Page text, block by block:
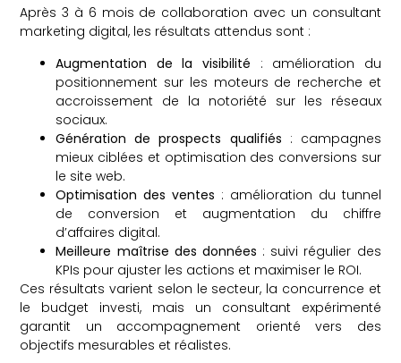
Après 3 à 6 mois de collaboration avec un consultant
marketing digital, les résultats attendus sont :
Augmentation de la visibilité : amélioration du
positionnement sur les moteurs de recherche et
accroissement de la notoriété sur les réseaux
sociaux.
Génération de prospects qualifiés : campagnes
mieux ciblées et optimisation des conversions sur
le site web.
Optimisation des ventes : amélioration du tunnel
de conversion et augmentation du chiffre
d’affaires digital.
Meilleure maîtrise des données : suivi régulier des
KPIs pour ajuster les actions et maximiser le ROI.
Ces résultats varient selon le secteur, la concurrence et
le budget investi, mais un consultant expérimenté
garantit un accompagnement orienté vers des
objectifs mesurables et réalistes.